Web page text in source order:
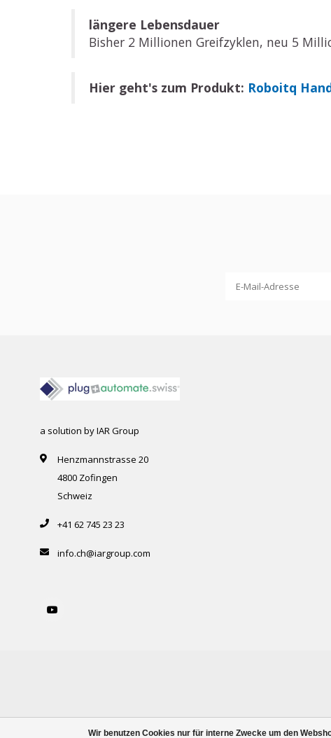
längere Lebensdauer
Bisher 2 Millionen Greifzyklen, neu 5
Hier geht's zum Produkt: Roboitq
Wir benutzen Cookies nur für interne Zwecke um den
a solution by IAR Group
Henzmannstrasse 20
4800 Zofingen
Schweiz
+41 62 745 23 23
info.ch@iargroup.com